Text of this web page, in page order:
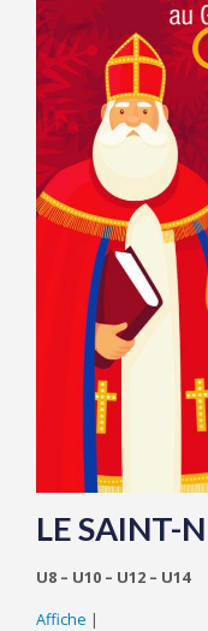
LE SAINT-
U8 – U10 – U12 – U14
Affiche |